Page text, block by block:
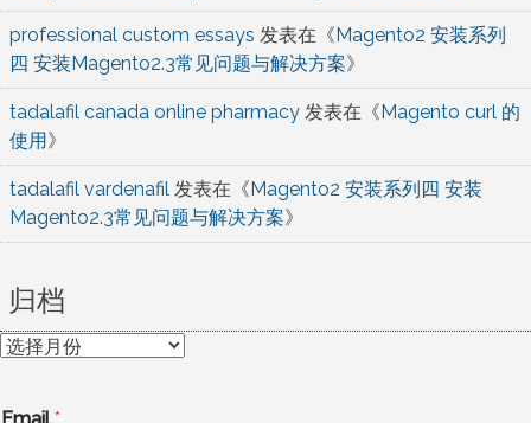
professional custom essays 发表在《Magento2 安装系列
四 安装Magento2.3常见问题与解决方案》
tadalafil canada online pharmacy 发表在《Magento curl 的
使用》
tadalafil vardenafil 发表在《Magento2 安装系列四 安装
Magento2.3常见问题与解决方案》
归档
归
Email*